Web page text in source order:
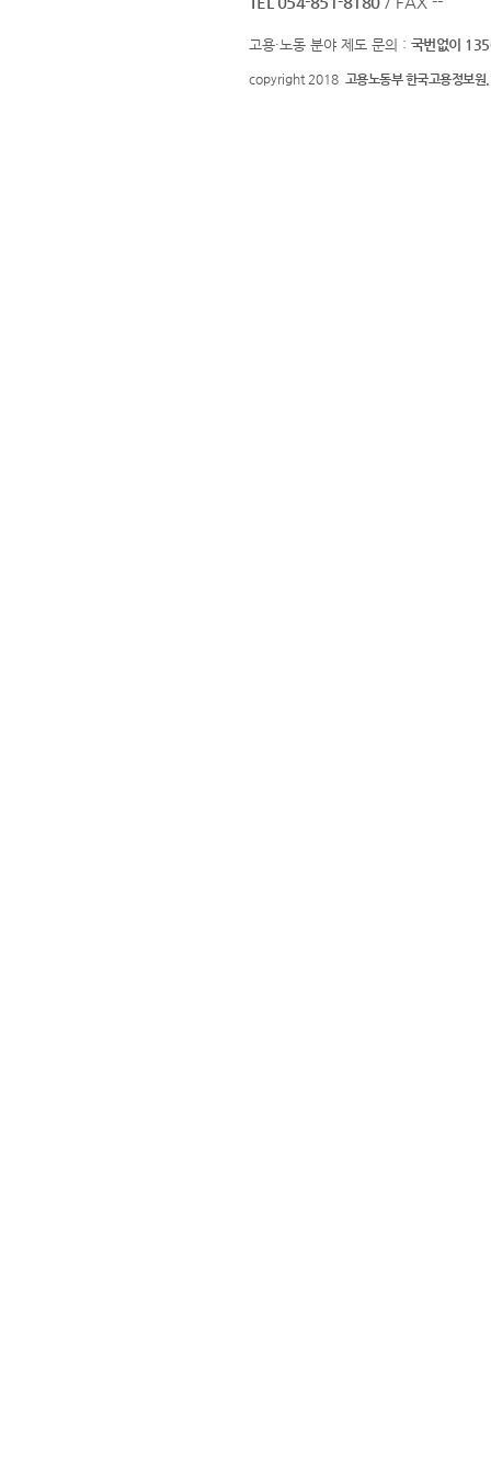
고용·노동 분야 제도 문의 : 국번없이
copyright 2018 고용노동부 한국고용정보원.